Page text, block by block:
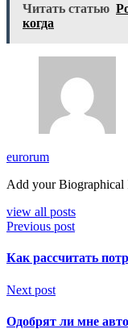
Читать статью
когда
eurorum
Add your Biographical
view all posts
Previous post
Как рассчитать
Next post
Одобрят ли мне